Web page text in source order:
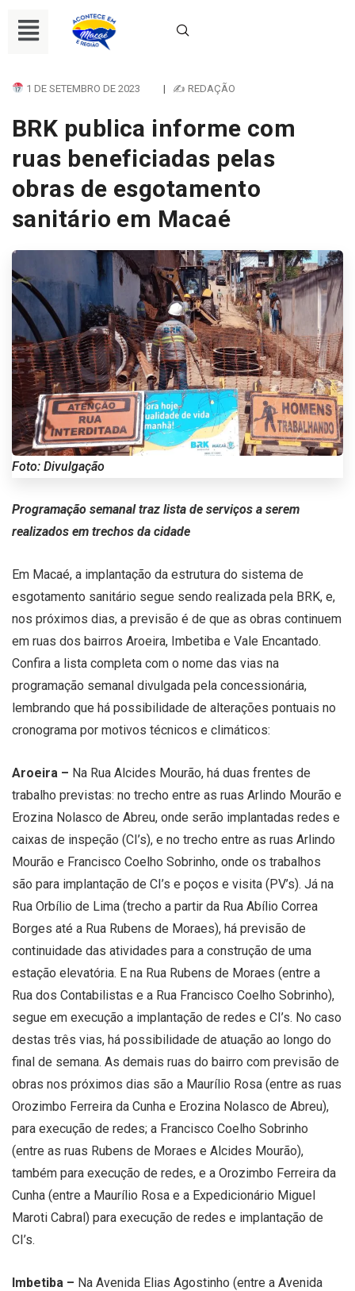
1 DE SETEMBRO DE 2023 | ✍ REDAÇÃO
BRK publica informe com
ruas beneficiadas pelas
obras de esgotamento
sanitário em Macaé
Foto: Divulgação
Programação semanal traz lista de serviços a serem
realizados em trechos da cidade
Em Macaé, a implantação da estrutura do sistema de
esgotamento sanitário segue sendo realizada pela BRK, e,
nos próximos dias, a previsão é de que as obras continuem
em ruas dos bairros Aroeira, Imbetiba e Vale Encantado.
Confira a lista completa com o nome das vias na
programação semanal divulgada pela concessionária,
lembrando que há possibilidade de alterações pontuais no
cronograma por motivos técnicos e climáticos:
Aroeira – Na Rua Alcides Mourão, há duas frentes de
trabalho previstas: no trecho entre as ruas Arlindo Mourão e
Erozina Nolasco de Abreu, onde serão implantadas redes e
caixas de inspeção (CI’s), e no trecho entre as ruas Arlindo
Mourão e Francisco Coelho Sobrinho, onde os trabalhos
são para implantação de CI’s e poços e visita (PV’s). Já na
Rua Orbílio de Lima (trecho a partir da Rua Abílio Correa
Borges até a Rua Rubens de Moraes), há previsão de
continuidade das atividades para a construção de uma
estação elevatória. E na Rua Rubens de Moraes (entre a
Rua dos Contabilistas e a Rua Francisco Coelho Sobrinho),
segue em execução a implantação de redes e CI’s. No caso
destas três vias, há possibilidade de atuação ao longo do
final de semana. As demais ruas do bairro com previsão de
obras nos próximos dias são a Maurílio Rosa (entre as ruas
Orozimbo Ferreira da Cunha e Erozina Nolasco de Abreu),
para execução de redes; a Francisco Coelho Sobrinho
(entre as ruas Rubens de Moraes e Alcides Mourão),
também para execução de redes, e a Orozimbo Ferreira da
Cunha (entre a Maurílio Rosa e a Expedicionário Miguel
Maroti Cabral) para execução de redes e implantação de
CI’s.
Imbetiba – Na Avenida Elias Agostinho (entre a Avenida